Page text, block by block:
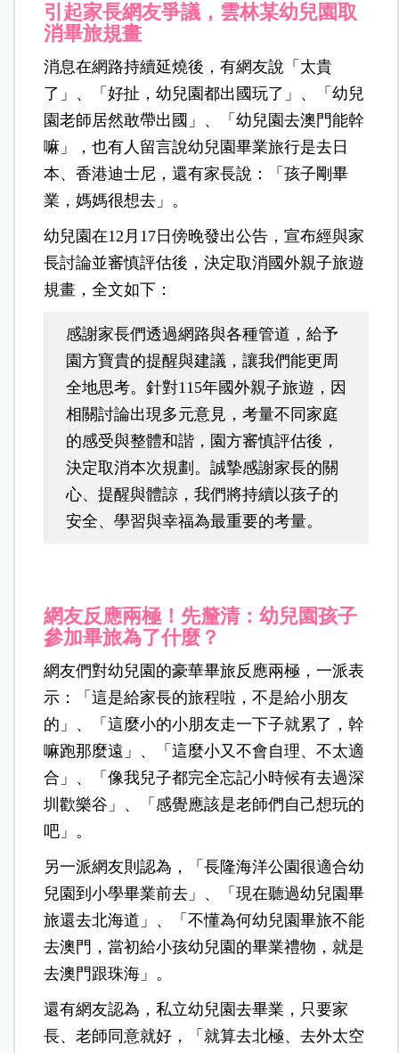
引起家長網友爭議，雲林某幼兒園取
消畢旅規畫
消息在網路持續延燒後，有網友說「太貴
了」、「好扯，幼兒園都出國玩了」、「幼兒
園老師居然敢帶出國」、「幼兒園去澳門能幹
嘛」，也有人留言說幼兒園畢業旅行是去日
本、香港迪士尼，還有家長說：「孩子剛畢
業，媽媽很想去」。
幼兒園在12月17日傍晚發出公告，宣布經與家
長討論並審慎評估後，決定取消國外親子旅遊
規畫，全文如下：
感謝家長們透過網路與各種管道，給予
園方寶貴的提醒與建議，讓我們能更周
全地思考。針對115年國外親子旅遊，因
相關討論出現多元意見，考量不同家庭
的感受與整體和諧，園方審慎評估後，
決定取消本次規劃。誠摯感謝家長的關
心、提醒與體諒，我們將持續以孩子的
安全、學習與幸福為最重要的考量。
網友反應兩極！先釐清：幼兒園孩子
參加畢旅為了什麼？
網友們對幼兒園的豪華畢旅反應兩極，一派表
示：「這是給家長的旅程啦，不是給小朋友
的」、「這麼小的小朋友走一下子就累了，幹
嘛跑那麼遠」、「這麼小又不會自理、不太適
合」、「像我兒子都完全忘記小時候有去過深
圳歡樂谷」、「感覺應該是老師們自己想玩的
吧」。
另一派網友則認為，「長隆海洋公園很適合幼
兒園到小學畢業前去」、「現在聽過幼兒園畢
旅還去北海道」、「不懂為何幼兒園畢旅不能
去澳門，當初給小孩幼兒園的畢業禮物，就是
去澳門跟珠海」。
還有網友認為，私立幼兒園去畢業，只要家
長、老師同意就好，「就算去北極、去外太空